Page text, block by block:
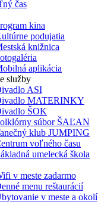
čas
kina
podujatia
knižnica
aplikácia
služby
ASI
MATERINKY
ŠOK
súbor ŠAĽAN
klub JUMPING
voľného času
umelecká škola
v meste zadarmo
menu reštaurácií
v meste a okolí